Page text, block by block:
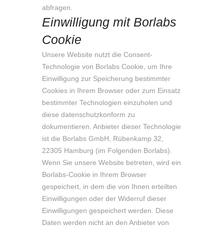
abfragen.
Einwilligung mit Borlabs
Cookie
Unsere Website nutzt die Consent-
Technologie von Borlabs Cookie, um Ihre
Einwilligung zur Speicherung bestimmter
Cookies in Ihrem Browser oder zum Einsatz
bestimmter Technologien einzuholen und
diese datenschutzkonform zu
dokumentieren. Anbieter dieser Technologie
ist die Borlabs GmbH, Rübenkamp 32,
22305 Hamburg (im Folgenden Borlabs).
Wenn Sie unsere Website betreten, wird ein
Borlabs-Cookie in Ihrem Browser
gespeichert, in dem die von Ihnen erteilten
Einwilligungen oder der Widerruf dieser
Einwilligungen gespeichert werden. Diese
Daten werden nicht an den Anbieter von